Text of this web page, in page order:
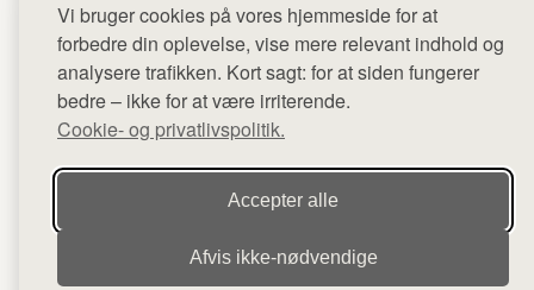
Vi bruger cookies på vores hjemmeside for at
forbedre din oplevelse, vise mere relevant indhold og
analysere trafikken. Kort sagt: for at siden fungerer
bedre – ikke for at være irriterende.
Cookie- og privatlivspolitik.
Accepter alle
Afvis ikke‑nødvendige